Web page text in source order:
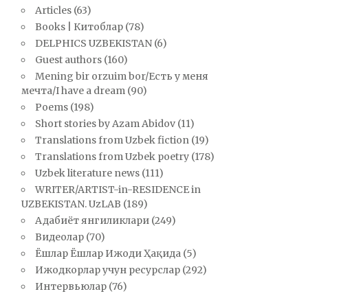
Articles(63)
Books | Китоблар(78)
DELPHICS UZBEKISTAN(6)
Guest authors(160)
Mening bir orzuim bor/Есть у меня
мечта/I have a dream(90)
Poems(198)
Short stories by Azam Abidov(11)
Translations from Uzbek fiction(19)
Translations from Uzbek poetry(178)
Uzbek literature news(111)
WRITER/ARTIST-in-RESIDENCE in
UZBEKISTAN. UzLAB (189)
Адабиёт янгиликлари(249)
Видеолар(70)
Ёшлар Ёшлар Ижоди Ҳақида(5)
Ижодкорлар учун ресурслар(292)
Интервьюлар(76)